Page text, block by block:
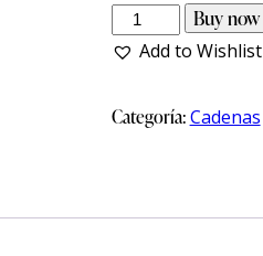
Buy now
Add to Wishlist
Categoría:Cadenas